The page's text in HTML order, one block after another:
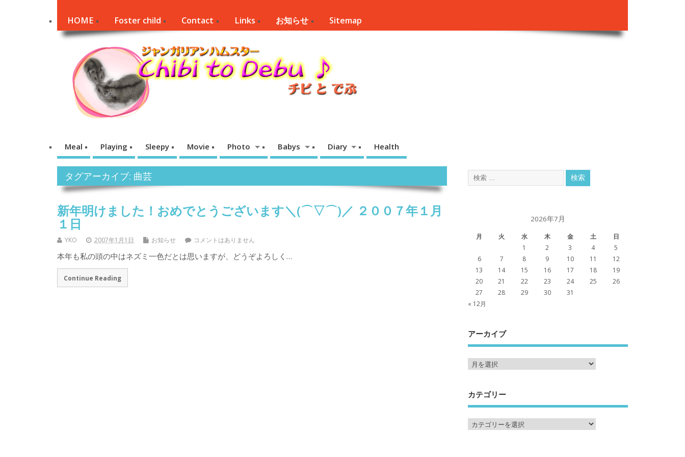
HOME Foster child Contact Links お知らせ Sitemap
Meal Playing Sleepy Movie Photo Babys Diary Health
タグアーカイブ: 曲芸
新年明けました！おめでとうございます＼(⌒▽⌒)／ ２００７年１月
１日
YKO 2007年1月1日 お知らせ コメントはありません
本年も私の頭の中はネズミ一色だとは思いますが、どうぞよろしく…
Continue Reading
2026年7月
月 火 水 木 金 土
日
1
2 3 4
5
6
7 8 9 10 11
12
13
14 15 16 17 18
19
20
21 22 23 24 25
26
27
28 29 30
31
« 12月
アーカイブ
カテゴリー